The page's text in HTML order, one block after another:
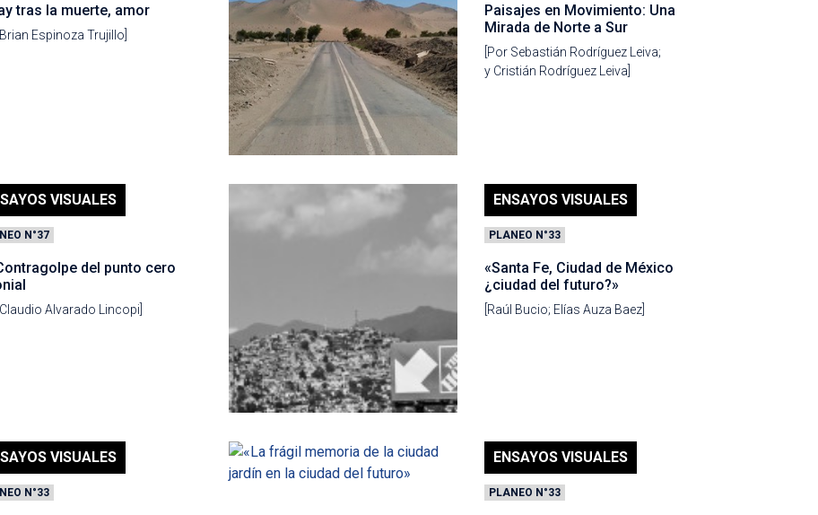
tras la muerte, amor
Espinoza Trujillo]
Paisajes en Movimiento: Una
Mirada de Norte a Sur
[Por Sebastián Rodríguez Leiva;
y Cristián Rodríguez Leiva]
VISUALES
N°37
del punto cero
Alvarado Lincopi]
ENSAYOS VISUALES
PLANEO N°33
«Santa Fe, Ciudad de México
¿ciudad del futuro?»
[Raúl Bucio; Elías Auza Baez]
VISUALES
N°33
ENSAYOS VISUALES
PLANEO N°33